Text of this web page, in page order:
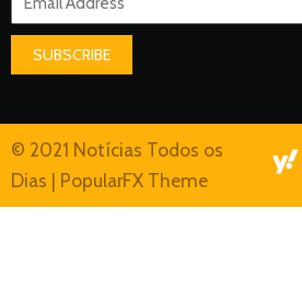
SUBSCRIBE
© 2021 Notícias Todos os
Dias | PopularFX Theme